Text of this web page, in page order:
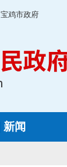
宝鸡市政府
新闻